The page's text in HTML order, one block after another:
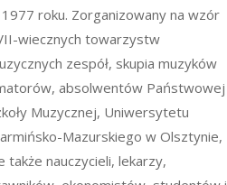
roku. Zorganizowany na wzór
wiecznych towarzystw
zespół, skupia muzyków
absolwentów Państwowej
Muzycznej, Uniwersytetu
Mazurskiego w Olsztynie,
także nauczycieli, lekarzy,